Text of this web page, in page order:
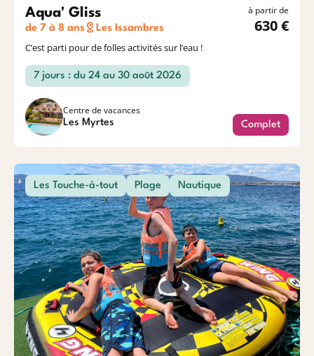
Aqua' Gliss
de 7 à 8 ans Les Issambres
à partir de
630 €
C’est parti pour de folles activités sur l’eau !
7 jours : du 24 au 30 août 2026
Centre de vacances
Les Myrtes Complet
Les Touche-à-tout Plage Nautique